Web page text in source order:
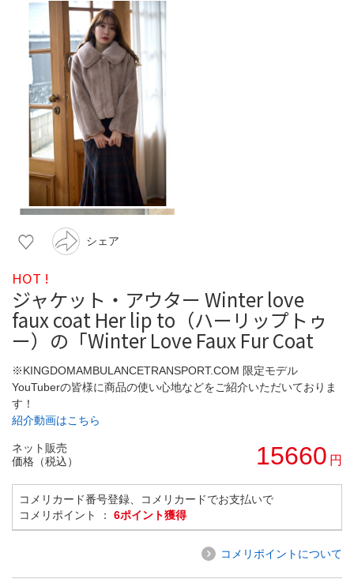
シェア
HOT !
ジャケット・アウター Winter love
faux coat Her lip to（ハーリップトゥ
ー）の「Winter Love Faux Fur Coat
※KINGDOMAMBULANCETRANSPORT.COM 限定モデル
YouTuberの皆様に商品の使い心地などをご紹介いただいておりま
す！
紹介動画はこちら
ネット販売
価格（税込）
15660 円
コメリカード番号登録、コメリカードでお支払いで
コメリポイント ： 6ポイント獲得
コメリポイントについて